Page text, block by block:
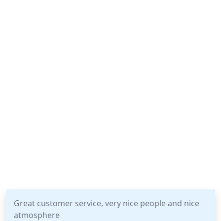
Great customer service, very nice people and nice
atmosphere